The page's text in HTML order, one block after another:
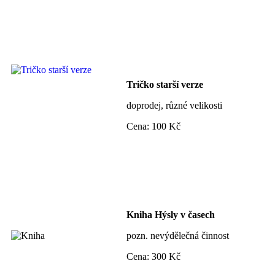
Tričko starší verze
doprodej, různé velikosti
Cena: 100 Kč
Kniha Hýsly v časech
pozn. nevýdělečná činnost
Cena: 300 Kč